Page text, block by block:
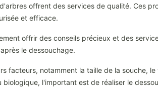
offrent des services de qualité. Ces
et efficace.
offrir des conseils précieux et des
le dessouchage.
facteurs, notamment la taille de la souche,
l'important est de réaliser le